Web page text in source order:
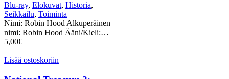
Blu-ray, Elokuvat, Historia,
Seikkailu, Toiminta
Nimi: Robin Hood Alkuperäinen
nimi: Robin Hood Ääni/Kieli:…
5,00€
Lisää ostoskoriin